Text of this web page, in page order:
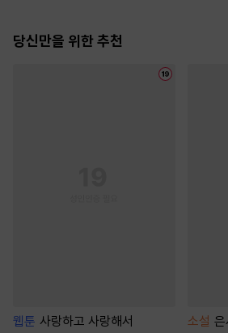
당신만을 위한 추천
웹툰 사랑하고 사랑해서 소설